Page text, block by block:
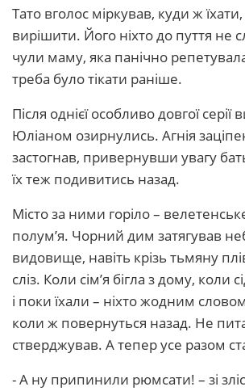
Тато вголос міркував, куди ж їхати,
вирішити. Його ніхто до пуття не
чули маму, яка панічно
треба було тікати раніше.
Після однієї особливо довгої серії
Юліаном озирнулись. Агнія
застогнав, привернувши увагу
їх теж подивитись назад.
Місто за ними горіло –
полум’я. Чорний дим затягував
видовище, навіть крізь тьмяну
сліз. Коли сім’я бігла з дому, коли
і поки їхали – ніхто жодним
коли ж повернуться назад. Не
стверджував. А тепер усе разом
- А ну припинили рюмсати! – зі